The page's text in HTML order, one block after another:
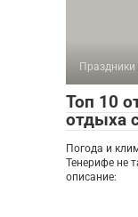
Праздники
Топ 10
отдыха
Погода и
Тенерифе не
описание: